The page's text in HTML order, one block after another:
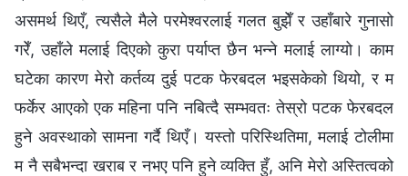
असमर्थ थिएँ, त्यसैले मैले परमेश्‍वरलाई गलत बुझेँ र उहाँबारे गुनासो
गरेँ, उहाँले मलाई दिएको कुरा पर्याप्त छैन भन्ने मलाई लाग्यो। काम
घटेका कारण मेरो कर्तव्य दुई पटक फेरबदल भइसकेको थियो, र म
फर्केर आएको एक महिना पनि नबित्दै सम्भवतः तेस्रो पटक फेरबदल
हुने अवस्थाको सामना गर्दै थिएँ। यस्तो परिस्थितिमा, मलाई टोलीमा
म नै सबैभन्दा खराब र नभए पनि हुने व्यक्ति हुँ, अनि मेरो अस्तित्वको